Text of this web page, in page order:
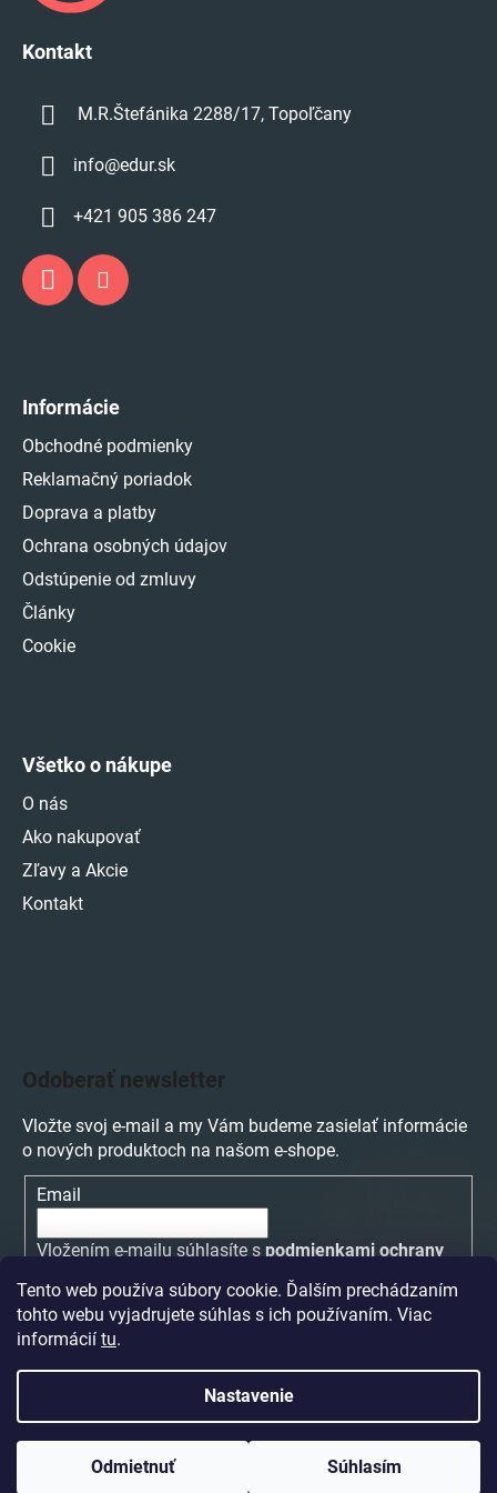
Tento web používa súbory cookie. Ďalším prechádzaním
tohto webu vyjadrujete súhlas s ich používaním. Viac
informácií tu.
Nastavenie
Odmietnuť Súhlasím
Kontakt
M.R.Štefánika 2288/17, Topoľčany
info@edur.sk
+421 905 386 247
Informácie
Obchodné podmienky
Reklamačný poriadok
Doprava a platby
Ochrana osobných údajov
Odstúpenie od zmluvy
Články
Cookie
Všetko o nákupe
O nás
Ako nakupovať
Zľavy a Akcie
Kontakt
Odoberať newsletter
Vložte svoj e-mail a my Vám budeme zasielať informácie
o nových produktoch na našom e-shope.
Email
Vložením e-mailu súhlasíte s podmienkami ochrany
PRIHLÁSIŤ SA
Vytvoril Shoptet a
Adatelier
Copyright 2026
Hudobniny Edur.sk. Všetky práva